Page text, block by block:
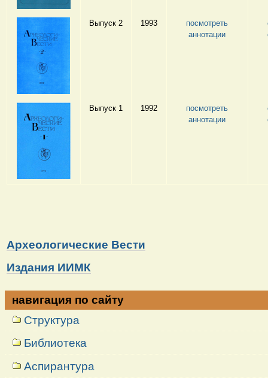
Выпуск 2 1993
посмотреть
аннотации
Выпуск 1 1992
посмотреть
аннотации
Археологические Вести
Издания ИИМК
навигация по сайту
Структура
Библиотека
Аспирантура